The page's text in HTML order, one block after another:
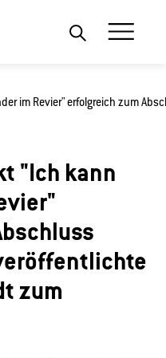
im Revier" erfolgreich zum
"Ich kann
zum